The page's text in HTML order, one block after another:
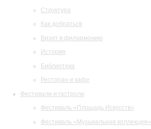
Структура
Как добраться
Визит в филармонию
История
Библиотека
Ресторан и кафе
Фестивали и гастроли
Фестиваль «Площадь Искусств»
Фестиваль «Музыкальная коллекция»